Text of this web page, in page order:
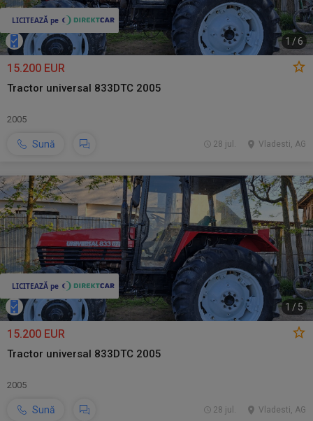
1 /6
15.200 EUR
Tractor universal 833DTC 2005
2005
Sună Vladesti, AG
28 jul.
1 /5
15.200 EUR
Tractor universal 833DTC 2005
2005
Sună Vladesti, AG
28 jul.